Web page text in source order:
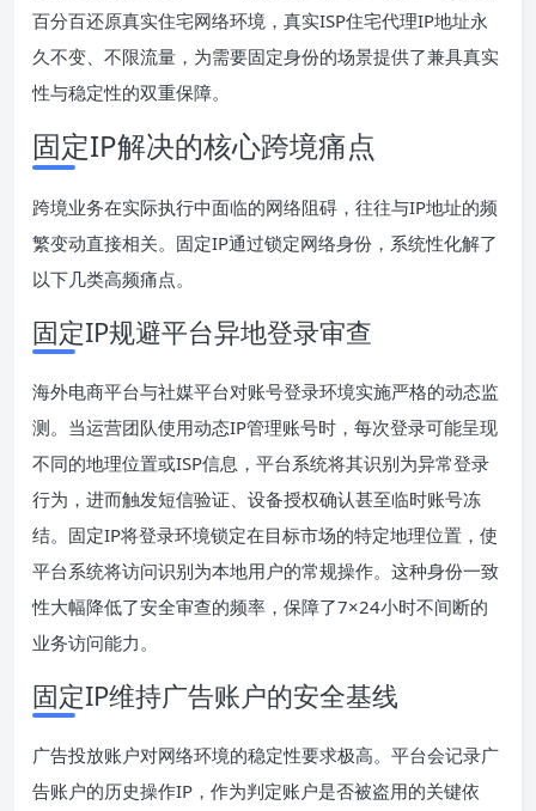
百分百还原真实住宅网络环境，真实ISP住宅代理IP地址永
久不变、不限流量，为需要固定身份的场景提供了兼具真实
性与稳定性的双重保障。
固定IP解决的核心跨境痛点
跨境业务在实际执行中面临的网络阻碍，往往与IP地址的频
繁变动直接相关。固定IP通过锁定网络身份，系统性化解了
以下几类高频痛点。
固定IP规避平台异地登录审查
海外电商平台与社媒平台对账号登录环境实施严格的动态监
测。当运营团队使用动态IP管理账号时，每次登录可能呈现
不同的地理位置或ISP信息，平台系统将其识别为异常登录
行为，进而触发短信验证、设备授权确认甚至临时账号冻
结。固定IP将登录环境锁定在目标市场的特定地理位置，使
平台系统将访问识别为本地用户的常规操作。这种身份一致
性大幅降低了安全审查的频率，保障了7×24小时不间断的
业务访问能力。
固定IP维持广告账户的安全基线
广告投放账户对网络环境的稳定性要求极高。平台会记录广
告账户的历史操作IP，作为判定账户是否被盗用的关键依